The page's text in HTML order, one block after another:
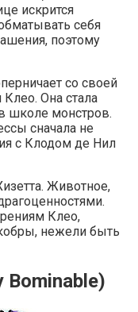
искрится
себя
поэтому
со своей
Клео. Она стала
школе монстров.
сначала не
с Клодом де Нил
Животное,
Клео,
нежели быть
Bominable)